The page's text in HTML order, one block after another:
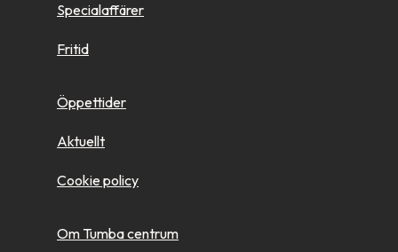
Specialaffärer
Fritid
Öppettider
Aktuellt
Cookie policy
Om Tumba centrum